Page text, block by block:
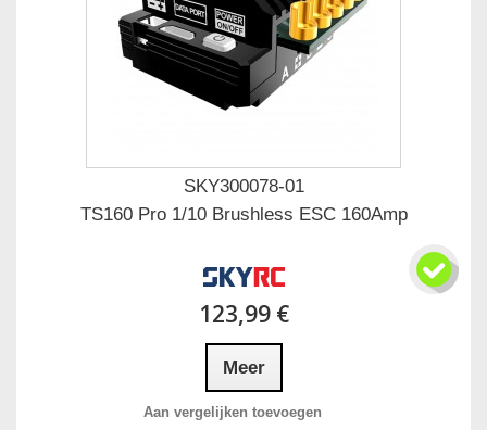
SKY300078-01
TS160 Pro 1/10 Brushless ESC 160Amp
123,99 €
Meer
Aan vergelijken toevoegen